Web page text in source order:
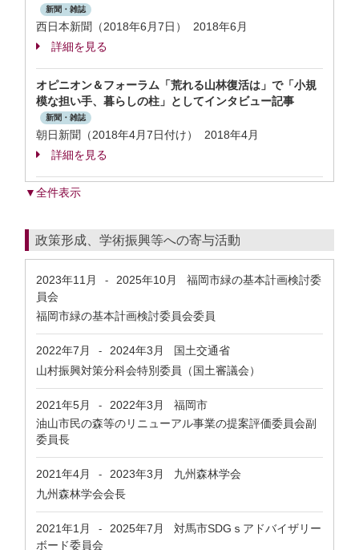
新聞・雑誌
西日本新聞（2018年6月7日） 2018年6月
詳細を見る
オピニオン＆フォーラム「荒れる山林復活は」で「小規
模な担い手、暮らしの柱」としてインタビュー記事
新聞・雑誌
朝日新聞（2018年4月7日付け） 2018年4月
詳細を見る
▼全件表示
政策形成、学術振興等への寄与活動
2023年11月 - 2025年10月
福岡市緑の基本計画検討委
員会
福岡市緑の基本計画検討委員会委員
2022年7月 - 2024年3月
国土交通省
山村振興対策分科会特別委員（国土審議会）
2021年5月 - 2022年3月
福岡市
油山市民の森等のリニューアル事業の提案評価委員会副
委員長
2021年4月 - 2023年3月
九州森林学会
九州森林学会会長
2021年1月 - 2025年7月
対馬市SDGｓアドバイザリー
ボード委員会